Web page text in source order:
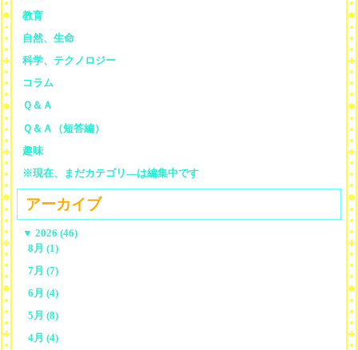
教育
自然、生命
科学、テクノロジー
コラム
Ｑ＆Ａ
Ｑ＆Ａ（短答編）
趣味
※現在、まだカテゴリ—は編集中です
アーカイブ
▼ 2026 (46)
8月 (1)
7月 (7)
6月 (4)
5月 (8)
4月 (4)